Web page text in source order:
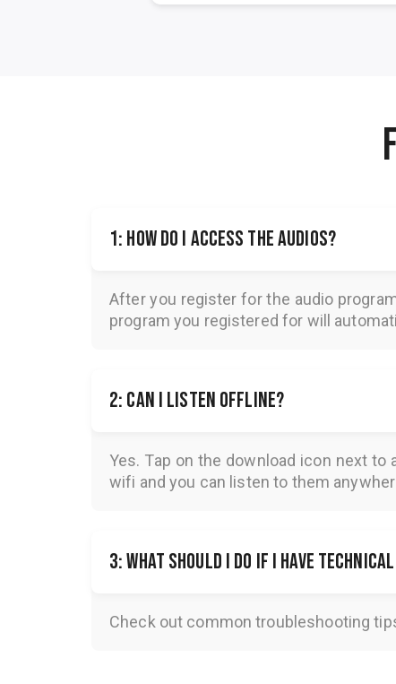
1: How do I access the audios?
After you register for the audio
program you registered for will
2: Can I listen offline?
Yes. Tap on the download icon next
wifi and you can listen to them
3: What should I do if I have
Check out common troubleshooting